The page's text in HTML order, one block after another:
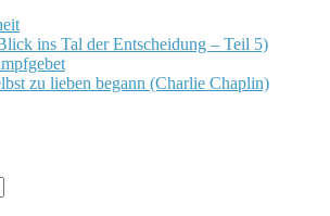
ins Tal der Entscheidung – Teil 5)
zu lieben begann (Charlie Chaplin)